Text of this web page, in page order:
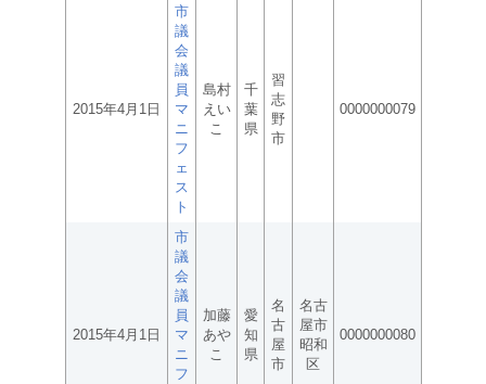
2015年4月1日
市
議
会
議
員
マ
ニ
フ
ェ
ス
ト
島村
えい
こ
千
葉
県
習
志
野
市
0000000079
2015年4月1日
市
議
会
議
員
マ
ニ
フ
加藤
あや
こ
愛
知
県
名
古
屋
市
名古
屋市
昭和
区
0000000080